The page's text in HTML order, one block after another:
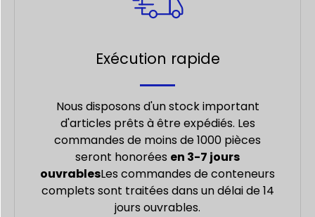
Exécution rapide
Nous disposons d'un stock important
d'articles prêts à être expédiés. Les
commandes de moins de 1000 pièces
seront honorées en 3-7 jours
ouvrablesLes commandes de conteneurs
complets sont traitées dans un délai de 14
jours ouvrables.